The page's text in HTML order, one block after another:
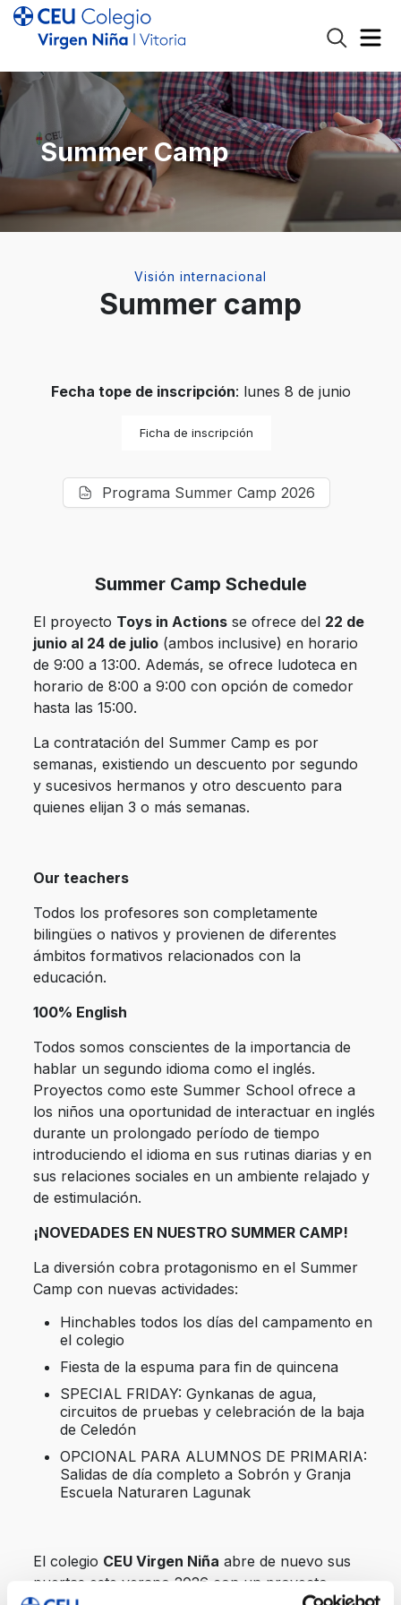
Summer Camp
Visión internacional
Summer camp
Fecha tope de inscripción: lunes 8 de junio
Ficha de inscripción
Programa Summer Camp 2026
Summer Camp Schedule
El proyecto Toys in Actionsse ofrece del 22 de
junio al 24 de julio(ambos inclusive) en horario
de 9:00 a 13:00. Además, se ofrece ludoteca en
horario de 8:00 a 9:00 con opción de comedor
hasta las 15:00.
La contratación del Summer Camp es por
semanas, existiendo un descuento por segundo
y sucesivos hermanos y otro descuento para
quienes elijan 3 o más semanas.
El colegio CEU Virgen Niña abre de nuevo sus
puertas este verano 2026 con un proyecto
Our teachers
Todos los profesores son completamente
bilingües o nativos y provienen de diferentes
ámbitos formativos relacionados con la
educación.
100% English
Todos somos conscientes de la importancia de
hablar un segundo idioma como el inglés.
Proyectos como este Summer School ofrece a
los niños una oportunidad de interactuar en inglés
durante un prolongado período de tiempo
introduciendo el idioma en sus rutinas diarias y en
sus relaciones sociales en un ambiente relajado y
de estimulación.
¡NOVEDADES EN NUESTRO SUMMER CAMP!
La diversión cobra protagonismo en el Summer
Camp con nuevas actividades:
Hinchables todos los días del campamento en
el colegio
Fiesta de la espuma para fin de quincena
SPECIAL FRIDAY: Gynkanas de agua,
circuitos de pruebas y celebración de la baja
de Celedón
OPCIONAL PARA ALUMNOS DE PRIMARIA:
Salidas de día completo a Sobrón y Granja
Escuela Naturaren Lagunak